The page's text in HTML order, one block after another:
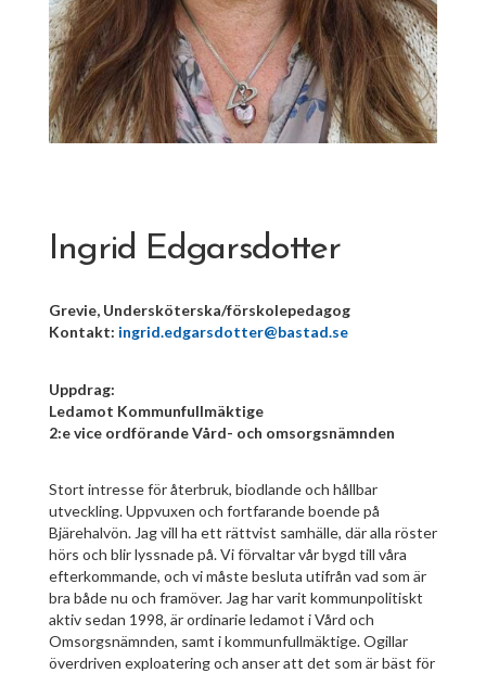
Ingrid Edgarsdotter
Grevie, Undersköterska/förskolepedagog
Kontakt: ingrid.edgarsdotter@bastad.se
Uppdrag:
Ledamot Kommunfullmäktige
2:e vice ordförande Vård- och omsorgsnämnden
Stort intresse för återbruk, biodlande och hållbar
utveckling. Uppvuxen och fortfarande boende på
Bjärehalvön. Jag vill ha ett rättvist samhälle, där alla röster
hörs och blir lyssnade på. Vi förvaltar vår bygd till våra
efterkommande, och vi måste besluta utifrån vad som är
bra både nu och framöver. Jag har varit kommunpolitiskt
aktiv sedan 1998, är ordinarie ledamot i Vård och
Omsorgsnämnden, samt i kommunfullmäktige. Ogillar
överdriven exploatering och anser att det som är bäst för